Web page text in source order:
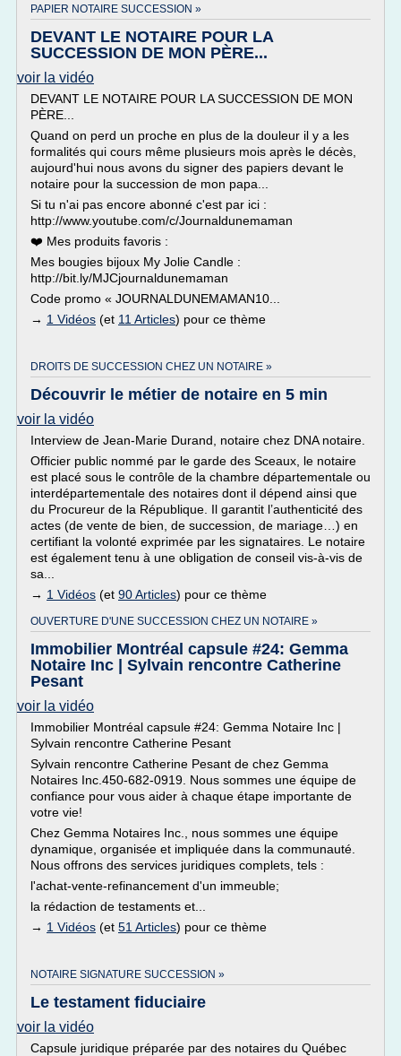
PAPIER NOTAIRE SUCCESSION »
DEVANT LE NOTAIRE POUR LA
SUCCESSION DE MON PÈRE...
voir la vidéo
DEVANT LE NOTAIRE POUR LA SUCCESSION DE MON
PÈRE...
Quand on perd un proche en plus de la douleur il y a les
formalités qui cours même plusieurs mois après le décès,
aujourd'hui nous avons du signer des papiers devant le
notaire pour la succession de mon papa...
Si tu n'ai pas encore abonné c'est par ici :
http://www.youtube.com/c/Journaldunemaman
❤️ Mes produits favoris :
Mes bougies bijoux My Jolie Candle :
http://bit.ly/MJCjournaldunemaman
Code promo « JOURNALDUNEMAMAN10...
→ 1 Vidéos (et 11 Articles) pour ce thème
DROITS DE SUCCESSION CHEZ UN NOTAIRE »
Découvrir le métier de notaire en 5 min
voir la vidéo
Interview de Jean-Marie Durand, notaire chez DNA notaire.
Officier public nommé par le garde des Sceaux, le notaire
est placé sous le contrôle de la chambre départementale ou
interdépartementale des notaires dont il dépend ainsi que
du Procureur de la République. Il garantit l’authenticité des
actes (de vente de bien, de succession, de mariage…) en
certifiant la volonté exprimée par les signataires. Le notaire
est également tenu à une obligation de conseil vis-à-vis de
sa...
→ 1 Vidéos (et 90 Articles) pour ce thème
OUVERTURE D'UNE SUCCESSION CHEZ UN NOTAIRE »
Immobilier Montréal capsule #24: Gemma
Notaire Inc | Sylvain rencontre Catherine
Pesant
voir la vidéo
Immobilier Montréal capsule #24: Gemma Notaire Inc |
Sylvain rencontre Catherine Pesant
Sylvain rencontre Catherine Pesant de chez Gemma
Notaires Inc.450-682-0919. Nous sommes une équipe de
confiance pour vous aider à chaque étape importante de
votre vie!
Chez Gemma Notaires Inc., nous sommes une équipe
dynamique, organisée et impliquée dans la communauté.
Nous offrons des services juridiques complets, tels :
l'achat-vente-refinancement d'un immeuble;
la rédaction de testaments et...
→ 1 Vidéos (et 51 Articles) pour ce thème
NOTAIRE SIGNATURE SUCCESSION »
Le testament fiduciaire
voir la vidéo
Capsule juridique préparée par des notaires du Québec